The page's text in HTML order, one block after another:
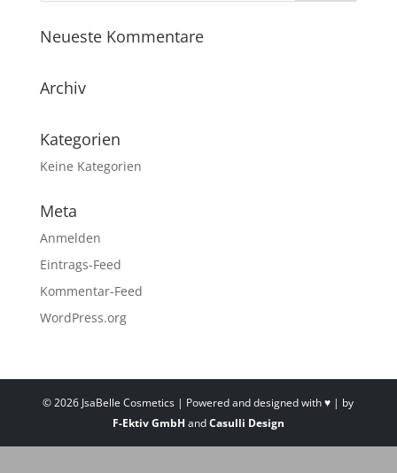
Neueste Kommentare
Archiv
Kategorien
Keine Kategorien
Meta
Anmelden
Eintrags-Feed
Kommentar-Feed
WordPress.org
©2026 JsaBelle Cosmetics | Powered and designed with ♥ | by
F-Ektiv GmbH andCasulli Design